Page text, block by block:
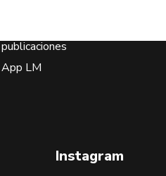
publicaciones
App LM
Instagram